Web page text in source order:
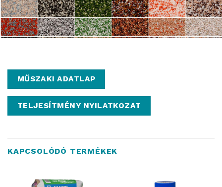
MŰSZAKI ADATLAP
TELJESÍTMÉNY NYILATKOZAT
KAPCSOLÓDÓ TERMÉKEK